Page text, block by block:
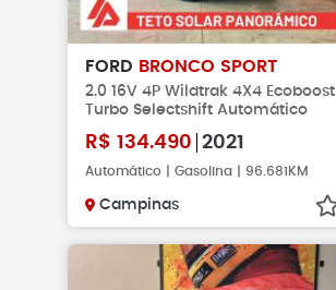
FORD BRONCO SPORT
2.0 16V 4P Wildtrak 4X4 Ecoboost
Turbo Selectshift Automático
R$ 134.490 2021
Automático | Gasolina | 96.681KM
Campinas